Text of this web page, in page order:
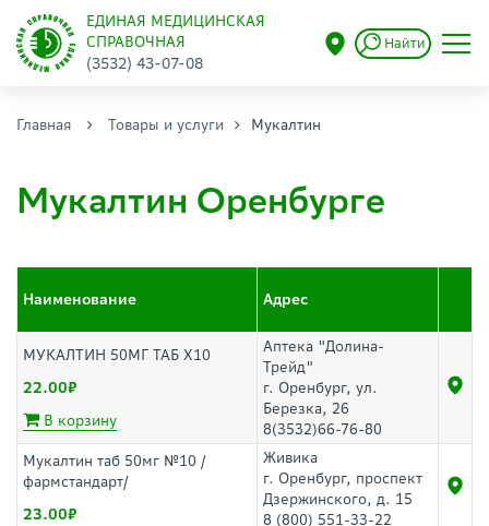
ЕДИНАЯ МЕДИЦИНСКАЯ
СПРАВОЧНАЯ
(3532) 43-07-08
Найти
Главная Товары и услуги Мукалтин
Мукалтин Оренбурге
Наименование Адрес
МУКАЛТИН 50МГ ТАБ Х10
22.00
В корзину
Аптека "Долина-
Трейд"
г. Оренбург, ул.
Березка, 26
8(3532)66-76-80
Мукалтин таб 50мг №10 /
фармстандарт/
23.00
Живика
г. Оренбург, проспект
Дзержинского, д. 15
8 (800) 551-33-22